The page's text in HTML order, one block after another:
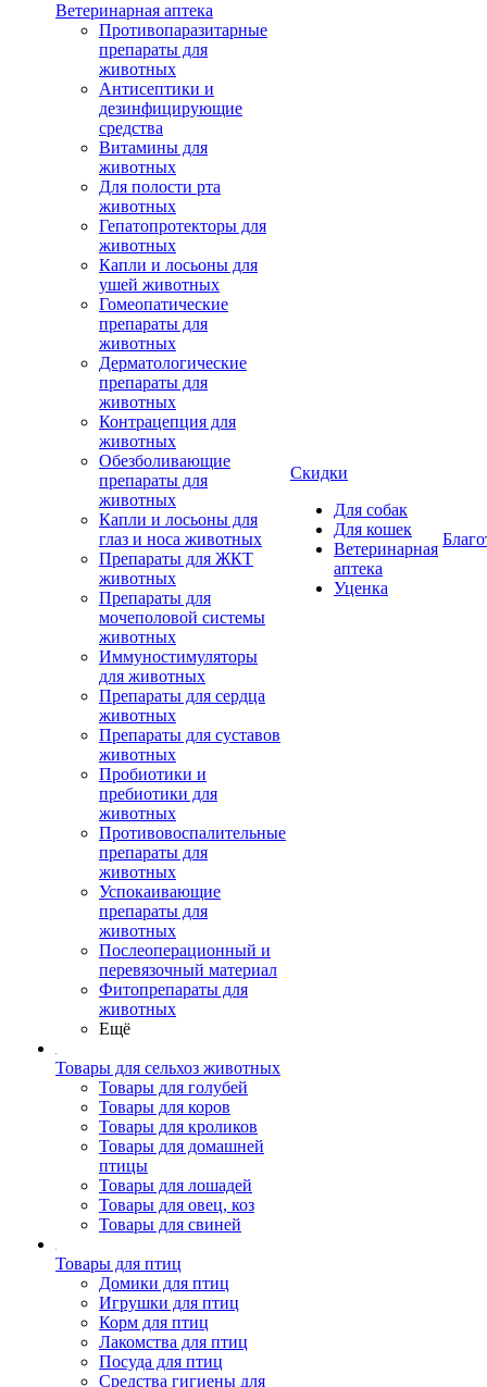
Ветеринарная аптека
Противопаразитарные
препараты для
животных
Антисептики и
дезинфицирующие
средства
Витамины для
животных
Для полости рта
животных
Гепатопротекторы для
животных
Капли и лосьоны для
ушей животных
Гомеопатические
препараты для
животных
Дерматологические
препараты для
животных
Контрацепция для
животных
Обезболивающие
препараты для
животных
Капли и лосьоны для
глаз и носа животных
Препараты для ЖКТ
животных
Препараты для
мочеполовой системы
животных
Иммуностимуляторы
для животных
Препараты для сердца
животных
Препараты для суставов
животных
Пробиотики и
пребиотики для
животных
Противовоспалительные
препараты для
животных
Успокаивающие
препараты для
животных
Послеоперационный и
перевязочный материал
Фитопрепараты для
животных
Ещё
Товары для сельхоз животных
Товары для голубей
Товары для коров
Товары для кроликов
Товары для домашней
птицы
Товары для лошадей
Товары для овец, коз
Товары для свиней
Товары для птиц
Домики для птиц
Игрушки для птиц
Корм для птиц
Лакомства для птиц
Посуда для птиц
Средства гигиены для
Скидки
Для собак
Для кошек
Ветеринарная
аптека
Уценка